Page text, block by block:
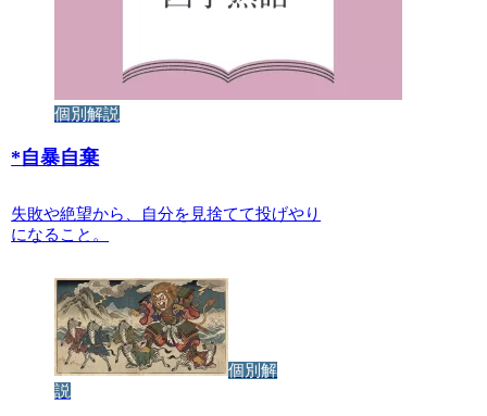
個別解説
*自暴自棄
失敗や絶望から、自分を見捨てて投げやり
になること。
個別解
説